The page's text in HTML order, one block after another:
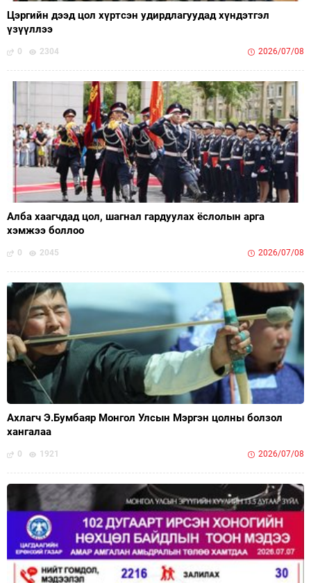
Цэргийн дээд цол хүртсэн удирдлагуудад хүндэтгэл
үзүүллээ
0 2304 2026/07/08
Алба хаагчдад цол, шагнал гардуулах ёслолын арга
хэмжээ боллоо
0 2045 2026/07/08
Ахлагч Э.Бумбаяр Монгол Улсын Мэргэн цолны болзол
хангалаа
0 1921 2026/07/08